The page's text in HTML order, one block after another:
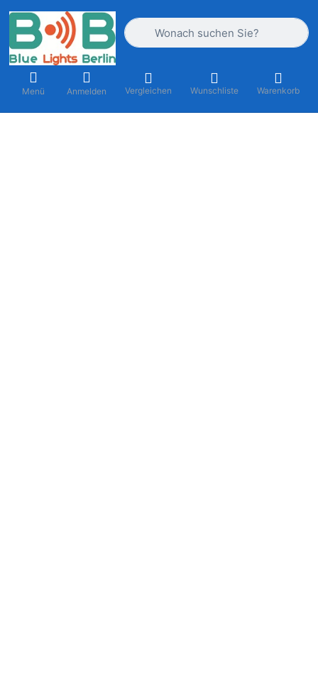
Geben Sie einen Suchbegriff ein.
Menü Anmelden Vergleichen Wunschliste Warenkorb